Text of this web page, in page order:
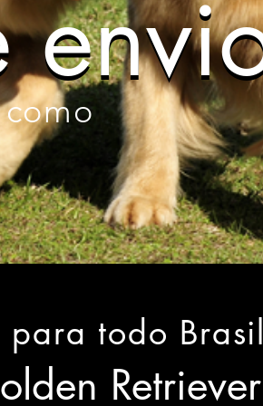
para todo Brasil
Retriever